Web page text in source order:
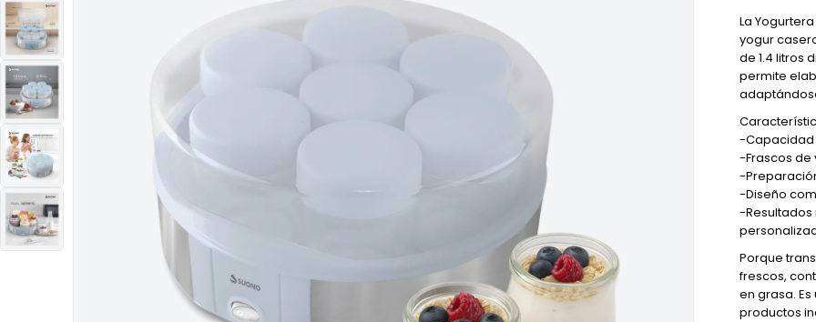
La
yogur
de 1.4 litros
permite
-Capacidad
-Frascos de
-
-Diseño
-Resultados
Porque
frescos,
en grasa.
productos